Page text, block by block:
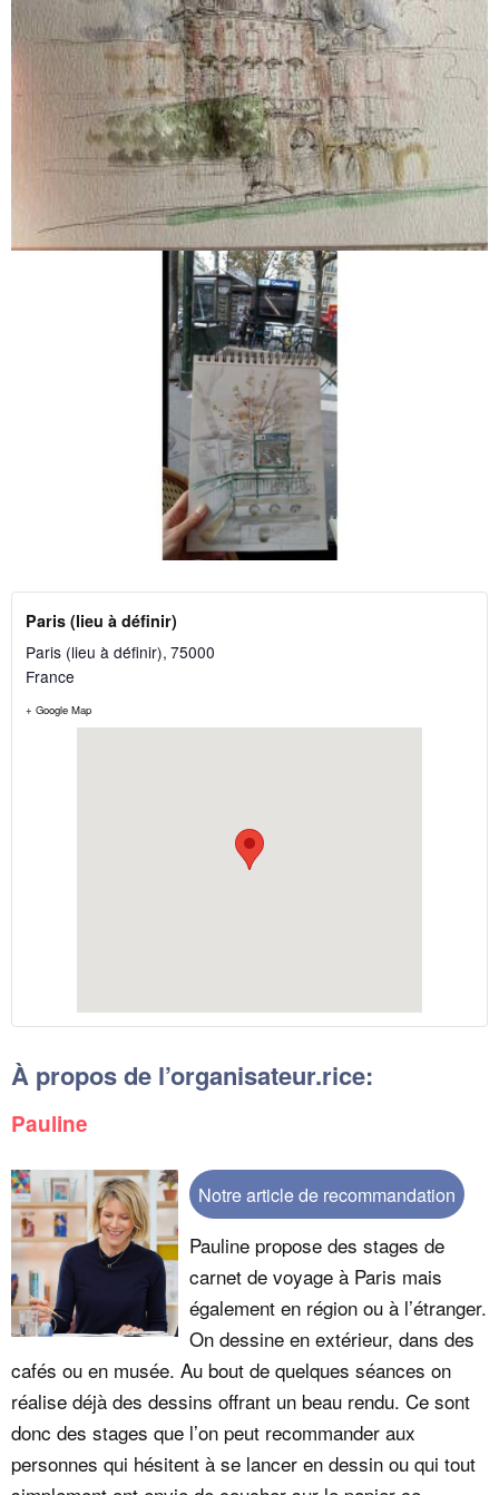
Paris (lieu à définir)
Paris (lieu à définir), 75000
France
+ Google Map
À propos de l’organisateur.rice:
Pauline
Notre article de recommandation
Pauline propose des stages de
carnet de voyage à Paris mais
également en région ou à l’étranger.
On dessine en extérieur, dans des
cafés ou en musée. Au bout de quelques séances on
réalise déjà des dessins offrant un beau rendu. Ce sont
donc des stages que l’on peut recommander aux
personnes qui hésitent à se lancer en dessin ou qui tout